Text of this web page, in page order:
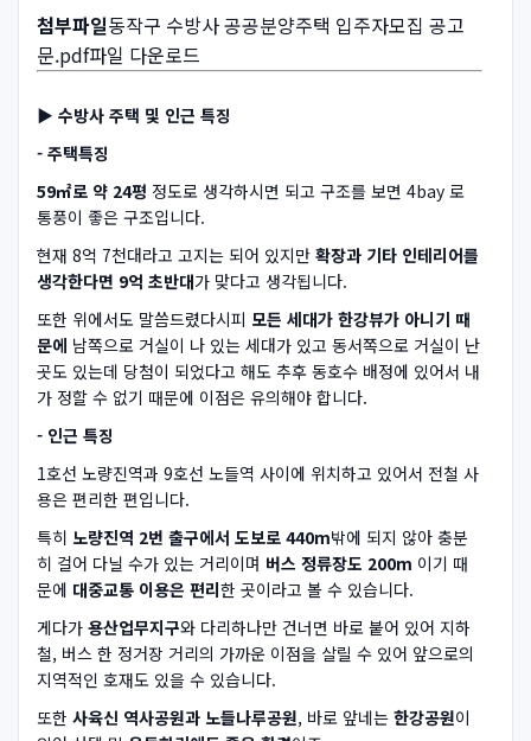
첨부파일동작구 수방사 공공분양주택 입주자모집 공고
문.pdf파일 다운로드
▶ 수방사 주택 및 인근 특징
- 주택특징
59㎡로 약 24평 정도로 생각하시면 되고 구조를 보면 4bay 로
통풍이 좋은 구조입니다.
현재 8억 7천대라고 고지는 되어 있지만 확장과 기타 인테리어를
생각한다면 9억 초반대가 맞다고 생각됩니다.
또한 위에서도 말씀드렸다시피 모든 세대가 한강뷰가 아니기 때
문에 남쪽으로 거실이 나 있는 세대가 있고 동서쪽으로 거실이 난
곳도 있는데 당첨이 되었다고 해도 추후 동호수 배정에 있어서 내
가 정할 수 없기 때문에 이점은 유의해야 합니다.
- 인근 특징
1호선 노량진역과 9호선 노들역 사이에 위치하고 있어서 전철 사
용은 편리한 편입니다.
특히 노량진역 2번 출구에서 도보로 440m밖에 되지 않아 충분
히 걸어 다닐 수가 있는 거리이며 버스 정류장도 200m 이기 때
문에 대중교통 이용은 편리한 곳이라고 볼 수 있습니다.
게다가 용산업무지구와 다리하나만 건너면 바로 붙어 있어 지하
철, 버스 한 정거장 거리의 가까운 이점을 살릴 수 있어 앞으로의
지역적인 호재도 있을 수 있습니다.
또한 사육신 역사공원과 노들나루공원, 바로 앞네는 한강공원이